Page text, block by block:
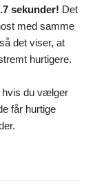
sekunder! Det
med samme
det viser, at
hurtigere.
hvis du vælger
får hurtige